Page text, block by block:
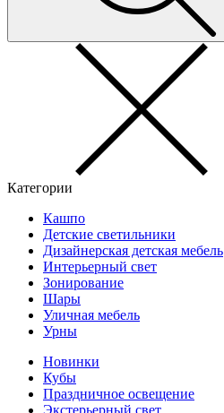
Категории
Кашпо
Детские светильники
Дизайнерская детская мебель
Интерьерный свет
Зонирование
Шары
Уличная мебель
Урны
Новинки
Кубы
Праздничное освещение
Экстерьерный свет